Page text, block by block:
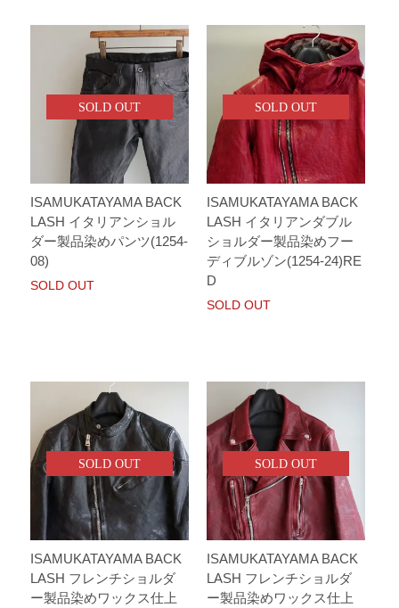
SOLD OUT
ISAMUKATAYAMA BACK
LASH イタリアンショル
ダー製品染めパンツ(1254-
08)
SOLD OUT
SOLD OUT
ISAMUKATAYAMA BACK
LASH イタリアンダブル
ショルダー製品染めフー
ディブルゾン(1254-24)RE
D
SOLD OUT
SOLD OUT
ISAMUKATAYAMA BACK
LASH フレンチショルダ
ー製品染めワックス仕上
SOLD OUT
ISAMUKATAYAMA BACK
LASH フレンチショルダ
ー製品染めワックス仕上